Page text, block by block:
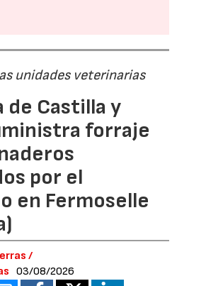
unidades veterinarias
de Castilla y
forraje
por el
en Fermoselle
/
03/08/2026